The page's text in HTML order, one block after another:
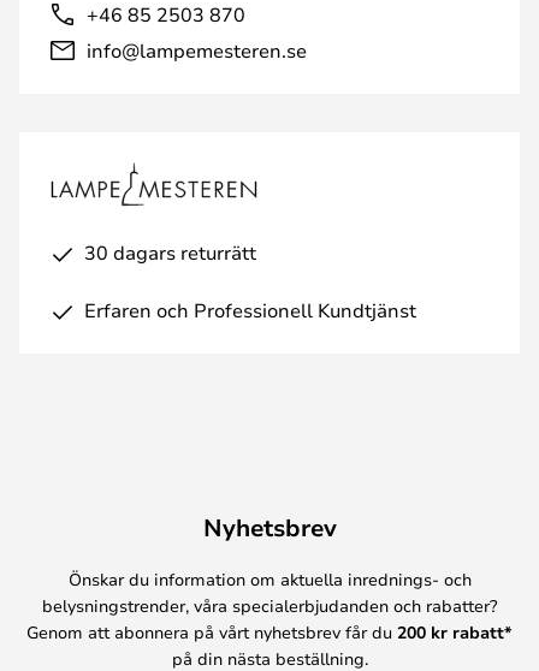
+46 85 2503 870
info@lampemesteren.se
30 dagars returrätt
Erfaren och Professionell Kundtjänst
Nyhetsbrev
Önskar du information om aktuella inrednings- och
belysningstrender, våra specialerbjudanden och rabatter?
Genom att abonnera på vårt nyhetsbrev får du 200 kr rabatt*
på din nästa beställning.